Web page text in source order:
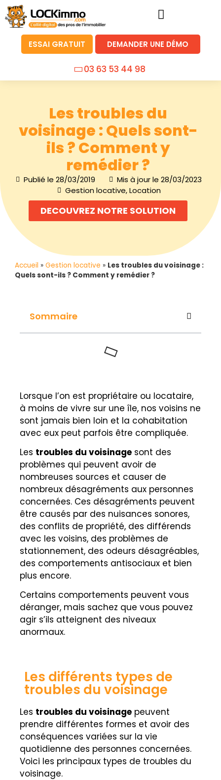
ESSAI GRATUIT DEMANDER UNE DÉMO
03 63 53 44 98
Les troubles du
voisinage : Quels sont-
ils ? Comment y
remédier ?
Publié le 28/03/2019
Mis à jour le 28/03/2023
Gestion locative,Location
DECOUVREZ NOTRE SOLUTION
Accueil » Gestion locative » Les troubles du voisinage :
Quels sont-ils ? Comment y remédier ?
Sommaire
Lorsque l’on est propriétaire ou locataire,
à moins de vivre sur une île, nos voisins ne
sont jamais bien loin et la cohabitation
avec eux peut parfois être compliquée.
Les troubles du voisinage sont des
problèmes qui peuvent avoir de
nombreuses sources et causer de
nombreux désagréments aux personnes
concernées. Ces désagréments peuvent
être causés par des nuisances sonores,
des conflits de propriété, des différends
avec les voisins, des problèmes de
stationnement, des odeurs désagréables,
des comportements antisociaux et bien
plus encore.
Certains comportements peuvent vous
déranger, mais sachez que vous pouvez
agir s’ils atteignent des niveaux
anormaux.
Les différents types de
troubles du voisinage
Les troubles du voisinage peuvent
prendre différentes formes et avoir des
conséquences variées sur la vie
quotidienne des personnes concernées.
Voici les principaux types de troubles du
voisinage.